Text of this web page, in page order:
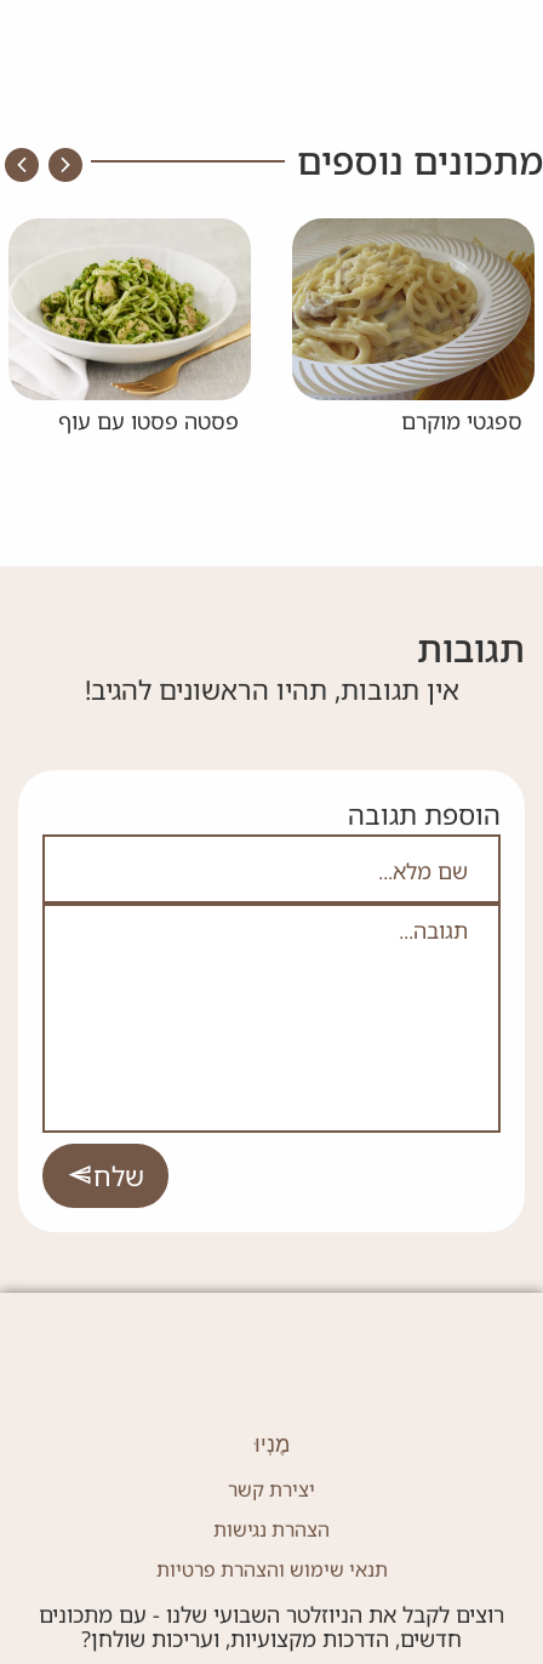
מתכונים נוספים
ספגטי מוקרם פסטה פסטו עם עוף
תגובות
אין תגובות, תהיו הראשונים להגיב!
אם אתה לא רובוט אל תמלא את השדה הזה
הוספת תגובה
שלח
מֶנְיוּ
יצירת קשר
הצהרת נגישות
תנאי שימוש והצהרת פרטיות
רוצים לקבל את הניוזלטר השבועי שלנו - עם מתכונים
חדשים, הדרכות מקצועיות, ועריכות שולחן?